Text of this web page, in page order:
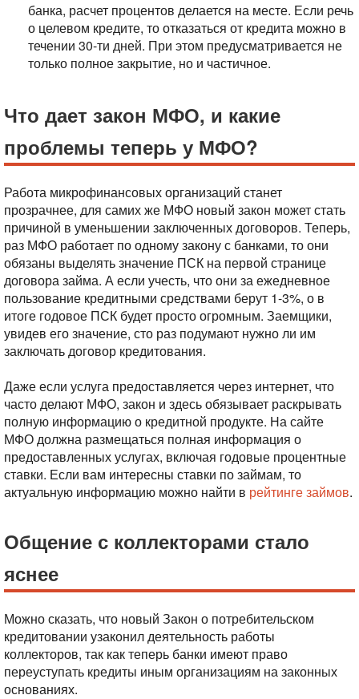
банка, расчет процентов делается на месте. Если речь
о целевом кредите, то отказаться от кредита можно в
течении 30-ти дней. При этом предусматривается не
только полное закрытие, но и частичное.
Что дает закон МФО, и какие
проблемы теперь у МФО?
Работа микрофинансовых организаций станет
прозрачнее, для самих же МФО новый закон может стать
причиной в уменьшении заключенных договоров. Теперь,
раз МФО работает по одному закону с банками, то они
обязаны выделять значение ПСК на первой странице
договора займа. А если учесть, что они за ежедневное
пользование кредитными средствами берут 1-3%, о в
итоге годовое ПСК будет просто огромным. Заемщики,
увидев его значение, сто раз подумают нужно ли им
заключать договор кредитования.
Даже если услуга предоставляется через интернет, что
часто делают МФО, закон и здесь обязывает раскрывать
полную информацию о кредитной продукте. На сайте
МФО должна размещаться полная информация о
предоставленных услугах, включая годовые процентные
ставки. Если вам интересны ставки по займам, то
актуальную информацию можно найти в рейтинге займов.
Общение с коллекторами стало
яснее
Можно сказать, что новый Закон о потребительском
кредитовании узаконил деятельность работы
коллекторов, так как теперь банки имеют право
переуступать кредиты иным организациям на законных
основаниях.